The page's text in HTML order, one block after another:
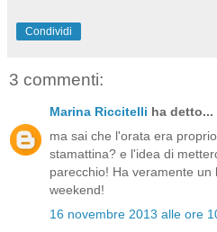
Condividi
3 commenti:
Marina Riccitelli ha detto...
ma sai che l'orata era
stamattina? e l'idea di
parecchio! Ha veramente un
weekend!
16 novembre 2013 alle ore